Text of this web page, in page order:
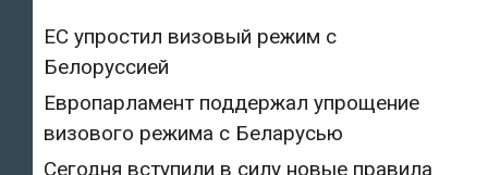
ЕС упростил визовый режим с
Белоруссией
Европарламент поддержал упрощение
визового режима с Беларусью
Сегодня вступили в силу новые правила